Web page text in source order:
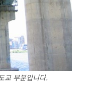
교 부분입니다.